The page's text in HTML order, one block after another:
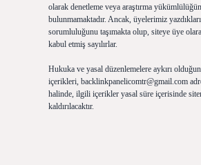
olarak denetleme veya araştırma
bulunmamaktadır. Ancak, üyelerimiz
sorumluluğunu taşımakta olup, siteye üye
kabul etmiş sayılırlar.
Hukuka ve yasal düzenlemelere aykırı
içerikleri, backlinkpanelicomtr@gmail.com
halinde, ilgili içerikler yasal süre içerisinde
kaldırılacaktır.